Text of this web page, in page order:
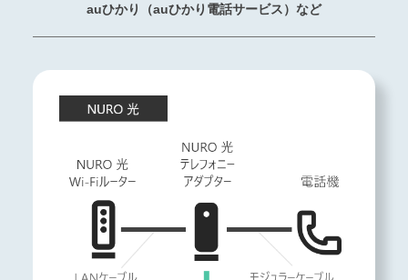
auひかり（auひかり電話サービス）など